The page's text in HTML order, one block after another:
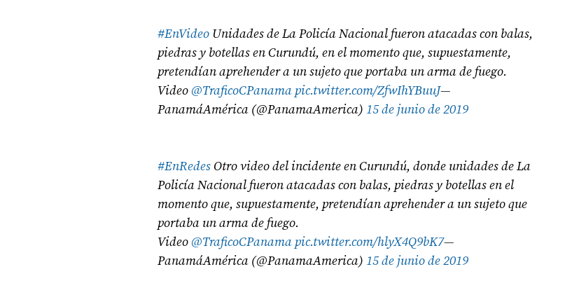
#EnVideo Unidades de La Policía Nacional fueron atacadas con balas,
piedras y botellas en Curundú, en el momento que, supuestamente,
pretendían aprehender a un sujeto que portaba un arma de fuego.
Video @TraficoCPanama pic.twitter.com/ZfwIhYBuuJ—
PanamáAmérica (@PanamaAmerica)15 de junio de 2019
#EnRedes Otro video del incidente en Curundú, donde unidades de La
Policía Nacional fueron atacadas con balas, piedras y botellas en el
momento que, supuestamente, pretendían aprehender a un sujeto que
portaba un arma de fuego.
Video @TraficoCPanama pic.twitter.com/hlyX4Q9bK7—
PanamáAmérica (@PanamaAmerica)15 de junio de 2019